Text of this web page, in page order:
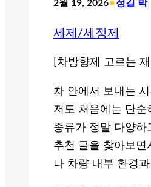
2월 19, 2026•정길 박
세제/세정제
[차방향제 고르는 재
차 안에서 보내는
저도 처음에는 단순
종류가 정말 다양하
추천 글을 찾아보면
나 차량 내부 환경